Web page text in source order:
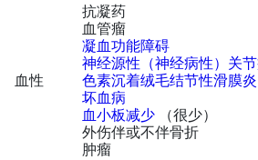
基于滑液分类的鉴别诊断*†
血性
抗凝药
血管瘤
凝血功能障碍
神经源性（神经病性）关
色素沉着绒毛结节性滑膜炎
坏血病
血小板减少 （很少）
外伤伴或不伴骨折
肿瘤